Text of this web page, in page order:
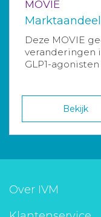
MOVIE
Deze MOVIE
veranderingen
GLP1-agonisten
Bekijk
Over IVM